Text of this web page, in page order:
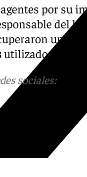
por su
del
un
utilizados para
sociales: